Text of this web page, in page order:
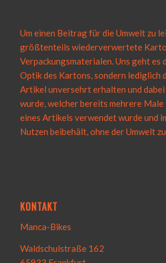
Um einen Beitrag für die Umwelt zu
größtenteils wiederverwertete
Verpackungsmaterialen. Uns geht es
Optik des Kartons, sondern lediglich
Artikel unversehrt erhalten und
wurde, welcher bereits mehrere Male
eines Artikels verwendet wurde und
Nutzen beibehält, ohne der Umwelt
KONTAKT
Manca-Bikes
Waldschulstraße 162